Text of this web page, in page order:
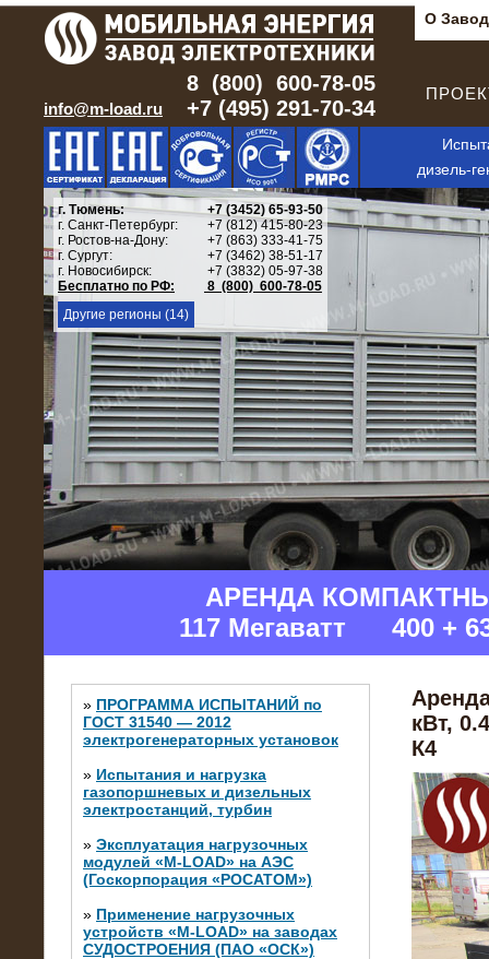
О
info@m-load.ru
8 (800) 600-78-05
+7 (495) 291-70-34
дизель-
г. Тюмень:
+7 (3452) 65-93-50
г. Санкт-Петербург:
+7 (812) 415-80-23
г. Ростов-на-Дону:
+7 (863) 333-41-75
г. Сургут:
+7 (3462) 38-51-17
г. Новосибирск:
+7 (3832) 05-97-38
Бесплатно по РФ:
8 (800) 600-78-05
Другие регионы (14)
АРЕНДА
117 Мегаватт 400 +
» ПРОГРАММА ИСПЫТАНИЙ по
ГОСТ 31540 — 2012
электрогенераторных установок
» Испытания и нагрузка
газопоршневых и дизельных
электростанций, турбин
» Эксплуатация нагрузочных
модулей «M-LOAD» на АЭС
(Госкорпорация «РОСАТОМ»)
» Применение нагрузочных
устройств «M-LOAD» на заводах
СУДОСТРОЕНИЯ (ПАО «ОСК»)
кВт,
К4